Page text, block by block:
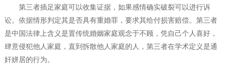
第三者插足家庭可以收集证据，如果感情确实破裂可以进行诉
讼。依据情形判定其是否具有重婚罪，要求其给付损害赔偿。第三者
是中国法律上含义是置传统婚姻家庭观念于不顾，凭自己个人喜好，
肆意侵犯他人家庭，直到拆散他人家庭的人，第三者在学术定义是通
奸姘居的行为。